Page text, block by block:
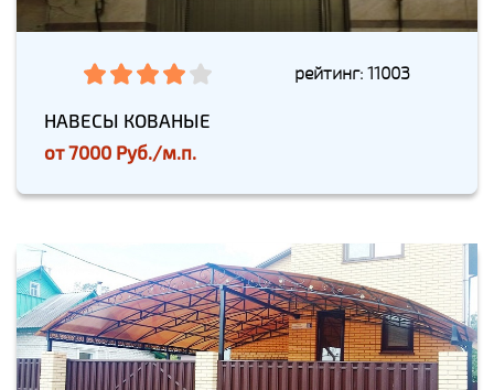
рейтинг: 11003
НАВЕСЫ КОВАНЫЕ
от7000 Руб./м.п.